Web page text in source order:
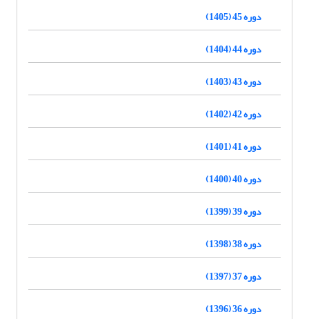
دوره 45 (1405)
دوره 44 (1404)
دوره 43 (1403)
دوره 42 (1402)
دوره 41 (1401)
دوره 40 (1400)
دوره 39 (1399)
دوره 38 (1398)
دوره 37 (1397)
دوره 36 (1396)